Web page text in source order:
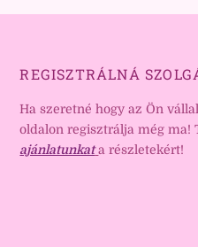
REGISZTRÁLNÁ
Ha szeretné hogy az Ön
oldalon regisztrálja még ma!
ajánlatunkat a részletekért!